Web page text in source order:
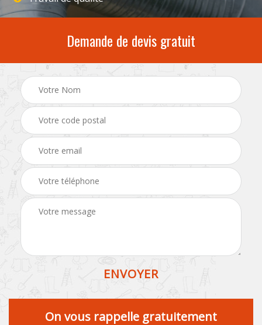
Demande de devis gratuit
On vous rappelle gratuitement